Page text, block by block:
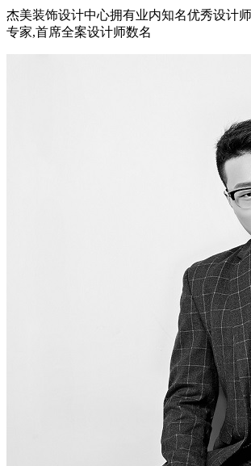
杰美装饰设计中心拥有业内知名优秀设计
专家,首席全案设计师数名